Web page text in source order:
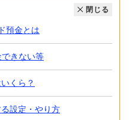
閉じる
預金とは
できない等
くら？
設定・やり方